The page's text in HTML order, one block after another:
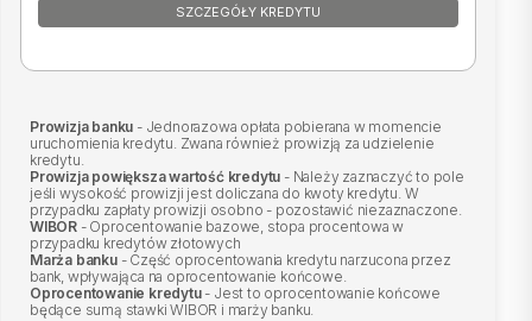
SZCZEGÓŁY KREDYTU
Prowizja banku - Jednorazowa opłata pobierana w momencie
uruchomienia kredytu. Zwana również prowizją za udzielenie
kredytu.
Prowizja powiększa wartość kredytu - Należy zaznaczyć to pole
jeśli wysokość prowizji jest doliczana do kwoty kredytu. W
przypadku zapłaty prowizji osobno - pozostawić niezaznaczone.
WIBOR - Oprocentowanie bazowe, stopa procentowa w
przypadku kredytów złotowych
Marża banku- Część oprocentowania kredytu narzucona przez
bank, wpływająca na oprocentowanie końcowe.
Oprocentowanie kredytu- Jest to oprocentowanie końcowe
będące sumą stawki WIBOR i marży banku.